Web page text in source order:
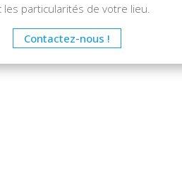
particularités de votre lieu.
Contactez-nous !